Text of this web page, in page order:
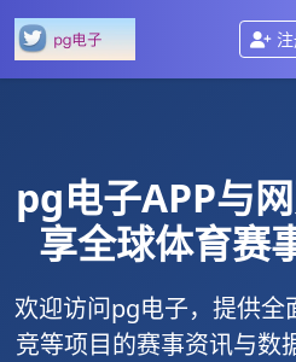
pg电子APP与
享全球体育赛
欢迎访问pg电子，提供全
竞等项目的赛事资讯与数